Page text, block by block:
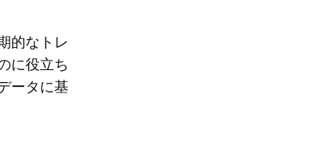
的なトレ
に役立ち
ータに基